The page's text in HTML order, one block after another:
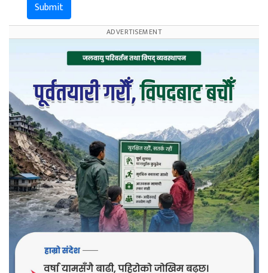
Submit